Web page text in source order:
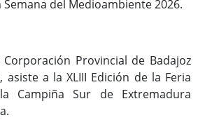
del Medioambiente 2026.
Provincial de Badajoz
asiste a la XLIII Edición de la Feria
Campiña Sur de Extremadura